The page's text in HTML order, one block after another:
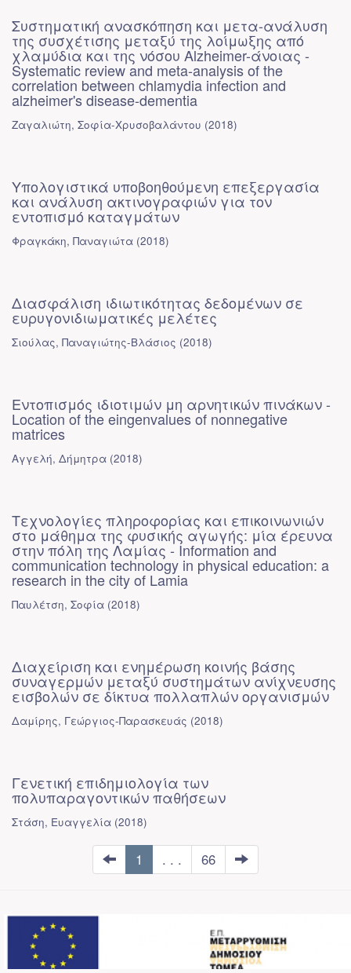
Συστηματική ανασκόπηση και μετα-ανάλυση
της συσχέτισης μεταξύ της λοίμωξης από
χλαμύδια και της νόσου Alzheimer-άνοιας -
Systematic review and meta-analysis of the
correlation between chlamydia infection and
alzheimer's disease-dementia
Ζαγαλιώτη, Σοφία-Χρυσοβαλάντου (2018)
Υπολογιστικά υποβοηθούμενη επεξεργασία
και ανάλυση ακτινογραφιών για τον
εντοπισμό καταγμάτων
Φραγκάκη, Παναγιώτα (2018)
Διασφάλιση ιδιωτικότητας δεδομένων σε
ευρυγονιδιωματικές μελέτες
Σιούλας, Παναγιώτης-Βλάσιος (2018)
Εντοπισμός ιδιοτιμών μη αρνητικών πινάκων -
Location of the eingenvalues of nonnegative
matrices
Αγγελή, Δήμητρα (2018)
Τεχνολογίες πληροφορίας και επικοινωνιών
στο μάθημα της φυσικής αγωγής: μία έρευνα
στην πόλη της Λαμίας - Information and
communication technology in physical education: a
research in the city of Lamia
Παυλέτση, Σοφία (2018)
Διαχείριση και ενημέρωση κοινής βάσης
συναγερμών μεταξύ συστημάτων ανίχνευσης
εισβολών σε δίκτυα πολλαπλών οργανισμών
Δαμίρης, Γεώργιος-Παρασκευάς (2018)
Γενετική επιδημιολογία των
πολυπαραγοντικών παθήσεων
Στάση, Ευαγγελία (2018)
1 . . . 66